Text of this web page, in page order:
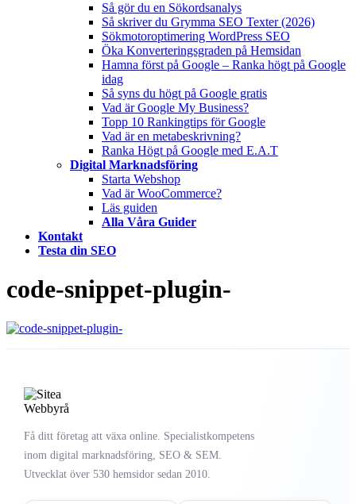
Så gör du en Sökordsanalys
Så skriver du Grymma SEO Texter (2026)
Sökmotoroptimering WordPress SEO
Öka Konverteringsgraden på Hemsidan
Hamna först på Google – Ranka högt på Google
idag
Så syns du högt på Google gratis
Vad är Google My Business?
Topp 10 Rankingtips för Google
Vad är en metabeskrivning?
Ranka Högt på Google med E.A.T
Digital Marknadsföring
Starta Webshop
Vad är WooCommerce?
Läs guiden
Alla Våra Guider
Kontakt
Testa din SEO
code-snippet-plugin-
Få ditt företag att växa online. Specialistkompetens
inom digital marknadsföring, SEO & SEM.
Utvecklat över 530 hemsidor sedan 2010.